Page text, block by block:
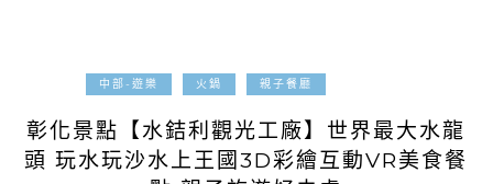
中部-遊樂 火鍋 親子餐廳
彰化景點【水銡利觀光工廠】世界最大水龍
頭 玩水玩沙水上王國3D彩繪互動VR美食餐